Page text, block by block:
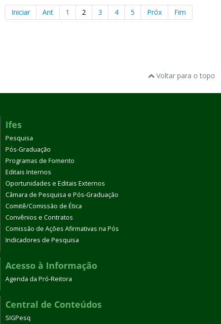
Iniciar
Ant 1 2 3 4 5 Próx Fim
Voltar para o topo
Ifes
Pesquisa
Pós-Graduação
Programas de Fomento
Editais Internos
Oportunidades e Editais Externos
Câmara de Pesquisa e Pós-Graduação
Comitê/Comissão de Ética
Convênios e Contratos
Comissão de Ações Afirmativas na Pós
Indicadores de Pesquisa
Acesso à Informação
Agenda da Pró-Reitora
Central de Conteúdos
SIGPesq